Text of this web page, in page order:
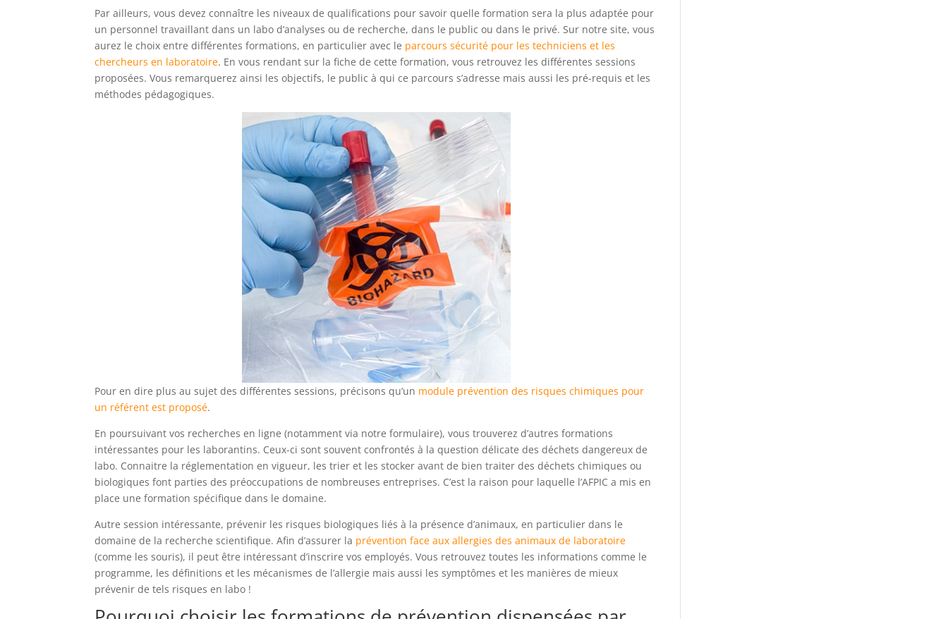
Par ailleurs, vous devez connaître les niveaux de qualifications pour savoir quelle formation sera la plus adaptée pour
un personnel travaillant dans un labo d’analyses ou de recherche, dans le public ou dans le privé. Sur notre site, vous
aurez le choix entre différentes formations, en particulier avec le parcours sécurité pour les techniciens et les
chercheurs en laboratoire. En vous rendant sur la fiche de cette formation, vous retrouvez les différentes sessions
proposées. Vous remarquerez ainsi les objectifs, le public à qui ce parcours s’adresse mais aussi les pré-requis et les
méthodes pédagogiques.
Pour en dire plus au sujet des différentes sessions, précisons qu’un module prévention des risques chimiques pour
un référent est proposé.
En poursuivant vos recherches en ligne (notamment via notre formulaire), vous trouverez d’autres formations
intéressantes pour les laborantins. Ceux-ci sont souvent confrontés à la question délicate des déchets dangereux de
labo. Connaitre la réglementation en vigueur, les trier et les stocker avant de bien traiter des déchets chimiques ou
biologiques font parties des préoccupations de nombreuses entreprises. C’est la raison pour laquelle l’AFPIC a mis en
place une formation spécifique dans le domaine.
Autre session intéressante, prévenir les risques biologiques liés à la présence d’animaux, en particulier dans le
domaine de la recherche scientifique. Afin d’assurer la prévention face aux allergies des animaux de laboratoire
(comme les souris), il peut être intéressant d’inscrire vos employés. Vous retrouvez toutes les informations comme le
programme, les définitions et les mécanismes de l’allergie mais aussi les symptômes et les manières de mieux
prévenir de tels risques en labo !